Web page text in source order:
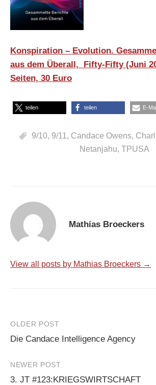
Konspiration – Evolution.
aus dem Überall, Fifty-Fifty (Juni
Seiten, 30 Euro
teilen teilen E-
9/10, 9/11 , Candace Owens,
Netanjahu, TPUSA
Mathias Broeckers
View all posts by Mathias Broeckers →
Post
navigation
OLDER POST
Die Candace Intelligence Agency
NEWER POST
3. JT #123:KRIEGSWIRTSCHAFT